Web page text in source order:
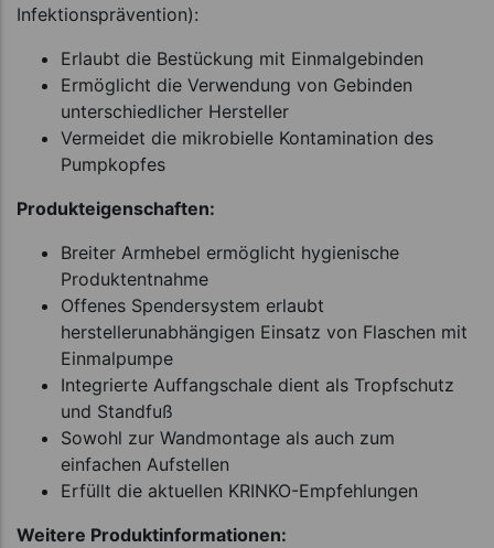
Infektionsprävention):
Erlaubt die Bestückung mit Einmalgebinden
Ermöglicht die Verwendung von Gebinden
unterschiedlicher Hersteller
Vermeidet die mikrobielle Kontamination des
Pumpkopfes
Produkteigenschaften:
Breiter Armhebel ermöglicht hygienische
Produktentnahme
Offenes Spendersystem erlaubt
herstellerunabhängigen Einsatz von Flaschen mit
Einmalpumpe
Integrierte Auffangschale dient als Tropfschutz
und Standfuß
Sowohl zur Wandmontage als auch zum
einfachen Aufstellen
Erfüllt die aktuellen KRINKO-Empfehlungen
Weitere Produktinformationen: